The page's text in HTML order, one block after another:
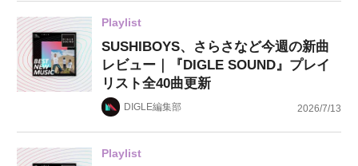
Playlist
SUSHIBOYS、さらさなど今週の新曲
レビュー｜『DIGLE SOUND』プレイ
リスト全40曲更新
DIGLE編集部 2026/7/13
Playlist